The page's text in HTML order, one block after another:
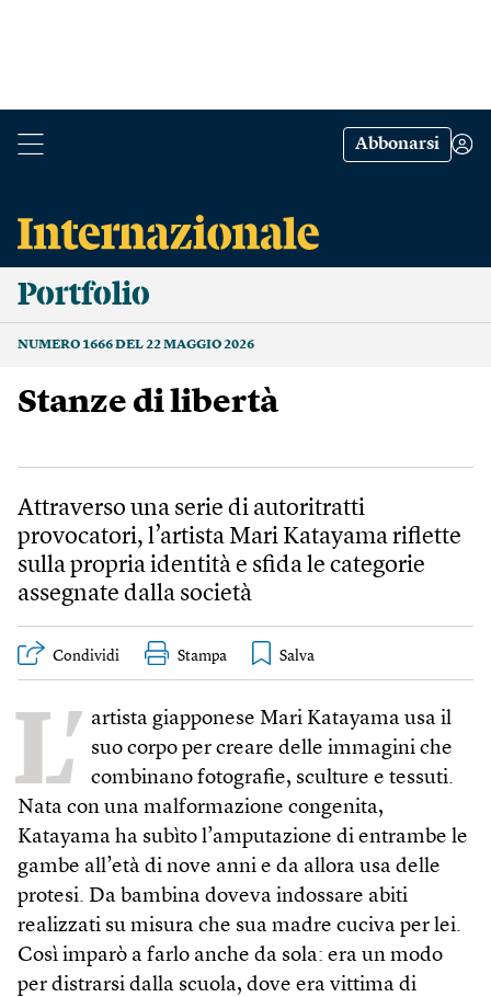
Abbonarsi
Portfolio
NUMERO 1666 DEL 22 MAGGIO 2026
Stanze di libertà
Attraverso una serie di autoritratti
provocatori, l’artista Mari Katayama riflette
sulla propria identità e sfida le categorie
assegnate dalla società
Condividi Stampa
L’ artista giapponese Mari Katayama usa il
suo corpo per creare delle immagini che
combinano fotografie, sculture e tessuti.
Nata con una malformazione congenita,
Katayama ha subìto l’amputazione di entrambe le
gambe all’età di nove anni e da allora usa delle
protesi. Da bambina doveva indossare abiti
realizzati su misura che sua madre cuciva per lei.
Così imparò a farlo anche da sola: era un modo
per distrarsi dalla scuola, dove era vittima di